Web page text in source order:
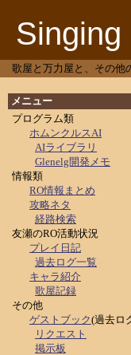
Singing
歌屋と万力屋と、その他
メニュー
プログラム類
ホムンクルスAI
AIライブラリ
Glenelg開発メモ
情報類
RO情報まとめ
攻略ネタ
経路検索
友瀬のRO活動状況
プレイ日記
過去ログ一覧
キャラ紹介
歌屋記録
その他
ゲストブック(過去ロ
リクエスト
掲示板